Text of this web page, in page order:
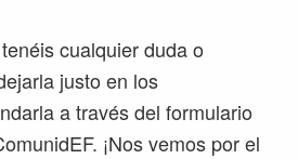
cualquier duda o
justo en los
a través del formulario
¡Nos vemos por el